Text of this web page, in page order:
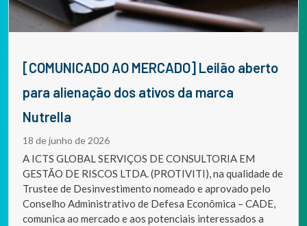
[COMUNICADO AO MERCADO] Leilão aberto
para alienação dos ativos da marca
Nutrella
18 de junho de 2026
A ICTS GLOBAL SERVIÇOS DE CONSULTORIA EM
GESTÃO DE RISCOS LTDA. (PROTIVITI), na qualidade de
Trustee de Desinvestimento nomeado e aprovado pelo
Conselho Administrativo de Defesa Econômica – CADE,
comunica ao mercado e aos potenciais interessados a